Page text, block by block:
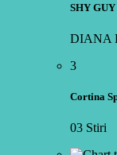
SHY GUY
DIANA
3
Cortina
03 Stiri